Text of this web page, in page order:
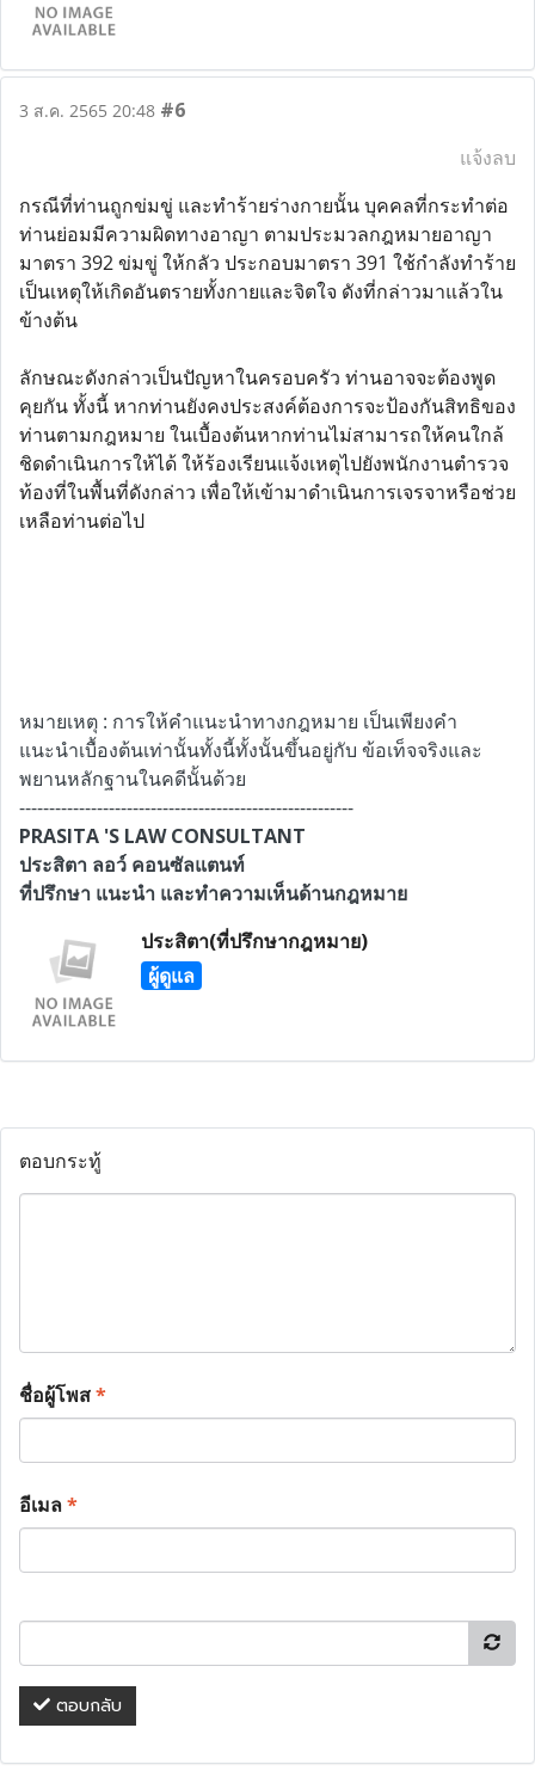
3 ส.ค. 2565 20:48 #6
แจ้งลบ
กรณีที่ท่านถูกข่มขู่ และทำร้ายร่างกายนั้น บุคคลที่กระทำต่อ
ท่านย่อมมีความผิดทางอาญา ตามประมวลกฎหมายอาญา
มาตรา 392 ข่มขู่ ให้กลัว ประกอบมาตรา 391 ใช้กำลังทำร้าย
เป็นเหตุให้เกิดอันตรายทั้งกายและจิตใจ ดังที่กล่าวมาแล้วใน
ข้างต้น
ลักษณะดังกล่าวเป็นปัญหาในครอบครัว ท่านอาจจะต้องพูด
คุยกัน ทั้งนี้ หากท่านยังคงประสงค์ต้องการจะป้องกันสิทธิของ
ท่านตามกฎหมาย ในเบื้องต้นหากท่านไม่สามารถให้คนใกล้
ชิดดำเนินการให้ได้ ให้ร้องเรียนแจ้งเหตุไปยังพนักงานตำรวจ
ท้องที่ในพื้นที่ดังกล่าว เพื่อให้เข้ามาดำเนินการเจรจาหรือช่วย
เหลือท่านต่อไป
หมายเหตุ : การให้คำแนะนำทางกฎหมาย เป็นเพียงคำ
แนะนำเบื้องต้นเท่านั้นทั้งนี้ทั้งนั้นขึ้นอยู่กับ ข้อเท็จจริงและ
พยานหลักฐานในคดีนั้นด้วย
--------------------------------------------------------
PRASITA 'S LAW CONSULTANT
ประสิตา ลอว์ คอนซัลแตนท์
ที่ปรึกษา แนะนำ และทำความเห็นด้านกฎหมาย
ประสิตา(ที่ปรึกษากฎหมาย)
ผู้ดูแล
ตอบกระทู้
ชื่อผู้โพส*
อีเมล*
ตอบกลับ